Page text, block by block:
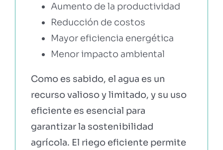
Aumento de la productividad
Reducción de costos
Mayor eficiencia energética
Menor impacto ambiental
Como es sabido, el agua es un
recurso valioso y limitado, y su uso
eficiente es esencial para
garantizar la sostenibilidad
agrícola. El riego eficiente permite